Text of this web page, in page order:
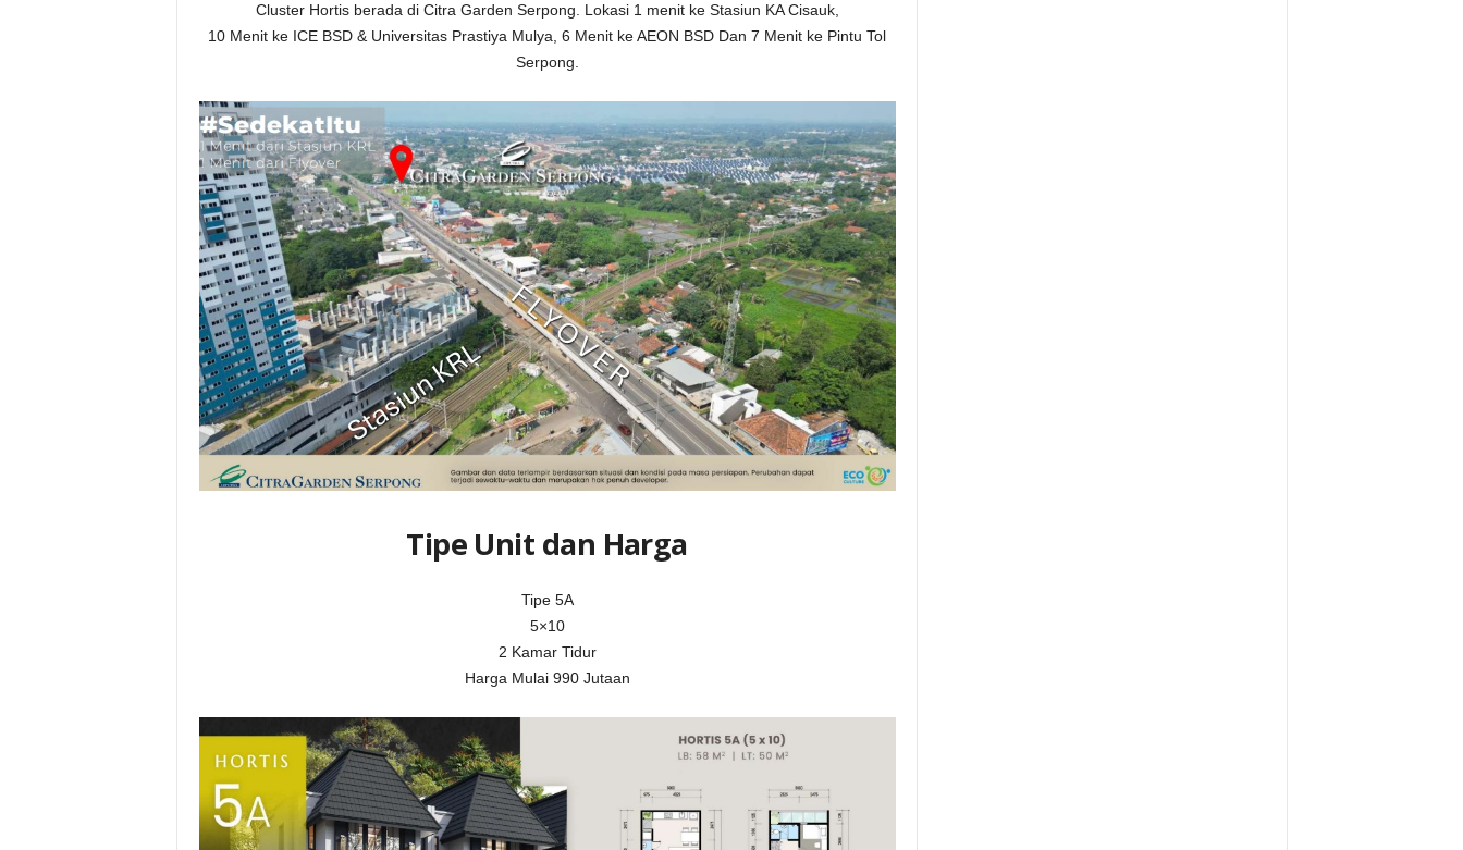
Cluster Hortis berada di Citra Garden Serpong. Lokasi 1 menit ke Stasiun KA Cisauk,
10 Menit ke ICE BSD & Universitas Prastiya Mulya, 6 Menit ke AEON BSD Dan 7 Menit ke Pintu Tol
Serpong.
Tipe Unit dan Harga
Tipe 5A
5×10
2 Kamar Tidur
Harga Mulai 990 Jutaan